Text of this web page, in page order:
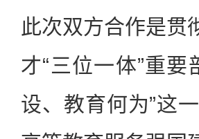
此次双方合作是贯
才“三位一体”重
设、教育何为”这